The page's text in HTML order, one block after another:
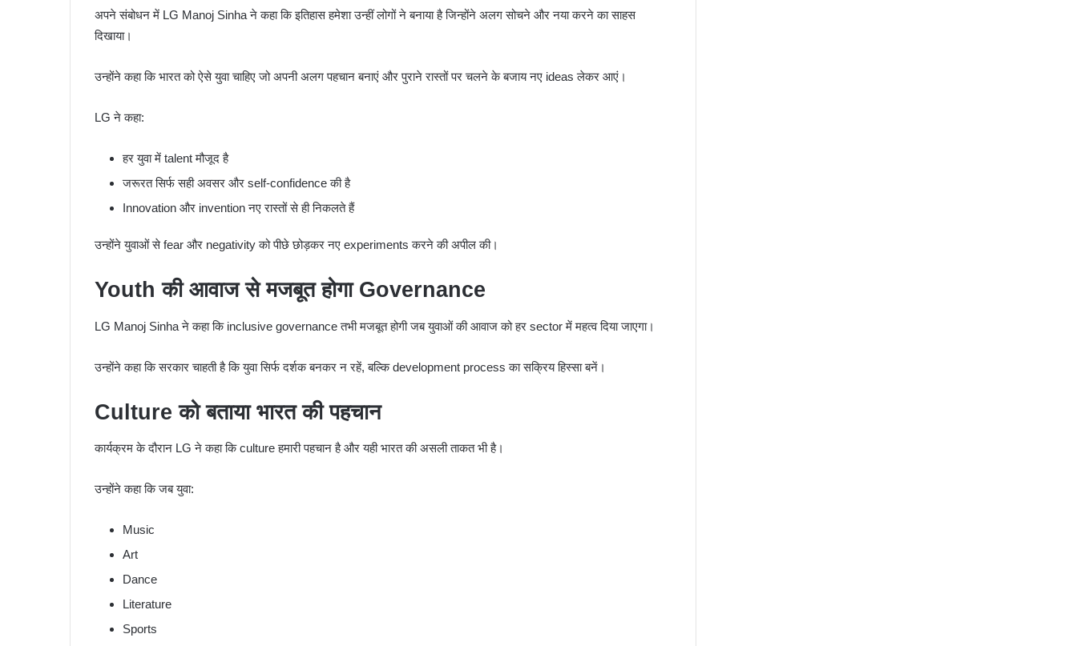
अपने संबोधन में LG Manoj Sinha ने कहा कि इतिहास हमेशा उन्हीं लोगों ने बनाया है जिन्होंने अलग सोचने और नया करने का साहस
दिखाया।
उन्होंने कहा कि भारत को ऐसे युवा चाहिए जो अपनी अलग पहचान बनाएं और पुराने रास्तों पर चलने के बजाय नए ideas लेकर आएं।
LG ने कहा:
हर युवा में talent मौजूद है
जरूरत सिर्फ सही अवसर और self-confidence की है
Innovation और invention नए रास्तों से ही निकलते हैं
उन्होंने युवाओं से fear और negativity को पीछे छोड़कर नए experiments करने की अपील की।
Youth की आवाज से मजबूत होगा Governance
LG Manoj Sinha ने कहा कि inclusive governance तभी मजबूत होगी जब युवाओं की आवाज को हर sector में महत्व दिया जाएगा।
उन्होंने कहा कि सरकार चाहती है कि युवा सिर्फ दर्शक बनकर न रहें, बल्कि development process का सक्रिय हिस्सा बनें।
Culture को बताया भारत की पहचान
कार्यक्रम के दौरान LG ने कहा कि culture हमारी पहचान है और यही भारत की असली ताकत भी है।
उन्होंने कहा कि जब युवा:
Music
Art
Dance
Literature
Sports